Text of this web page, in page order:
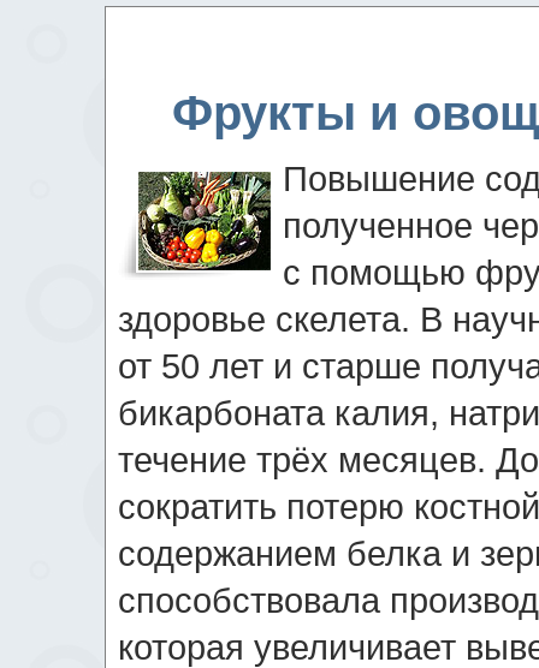
Фрукты и
Повышение
полученное
с помощью
здоровье скелета. В
от 50 лет и старше
бикарбоната калия,
течение трёх месяцев.
сократить потерю
содержанием белка и
способствовала
которая увеличивает